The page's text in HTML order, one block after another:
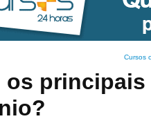
Cursos
os